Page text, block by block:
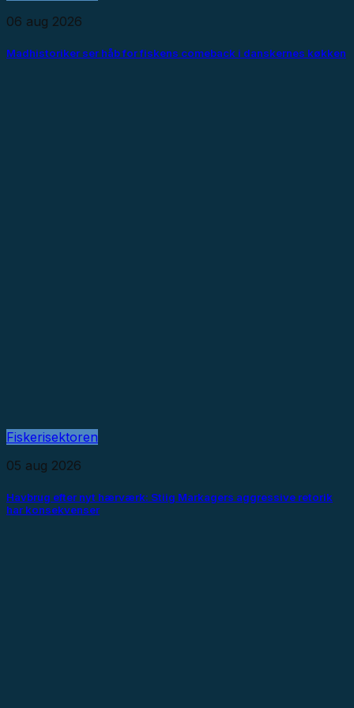
06 aug 2026
Madhistoriker ser håb for fiskens comeback i danskernes køkken
Fiskerisektoren
05 aug 2026
Havbrug efter nyt hærværk: Stiig Markagers aggressive retorik
har konsekvenser